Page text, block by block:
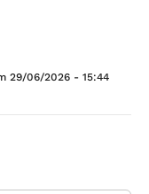
29/06/2026 - 15:44